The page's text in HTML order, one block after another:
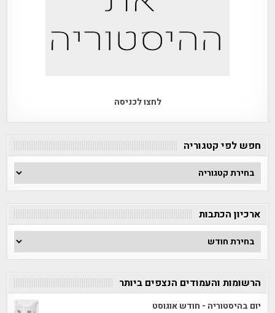
לחצו לכניסה
חפש לפי קטגוריה
חפש
לפי
קטגוריה
ארכיון הכתבות
ארכיון
הכתבות
הרשומות והעמודים הנצפים ביותר
יום בהיסטוריה - חודש אוגוסט